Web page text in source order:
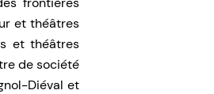
et théâtres
et théâtres
de société
Diéval et